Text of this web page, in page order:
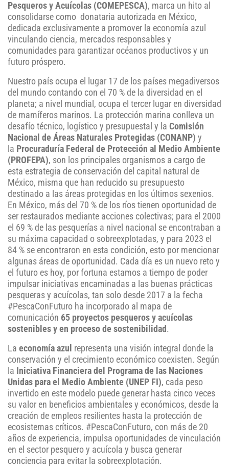
Pesqueros y Acuícolas (COMEPESCA), marca un hito al
consolidarse como donataria autorizada en México,
dedicada exclusivamente a promover la economía azul
vinculando ciencia, mercados responsables y
comunidades para garantizar océanos productivos y un
futuro próspero.
Nuestro país ocupa el lugar 17 de los países megadiversos
del mundo contando con el 70 % de la diversidad en el
planeta; a nivel mundial, ocupa el tercer lugar en diversidad
de mamíferos marinos. La protección marina conlleva un
desafío técnico, logístico y presupuestal y la Comisión
Nacional de Áreas Naturales Protegidas (CONANP) y
la Procuraduría Federal de Protección al Medio Ambiente
(PROFEPA), son los principales organismos a cargo de
esta estrategia de conservación del capital natural de
México, misma que han reducido su presupuesto
destinado a las áreas protegidas en los últimos sexenios.
En México, más del 70 % de los ríos tienen oportunidad de
ser restaurados mediante acciones colectivas; para el 2000
el 69 % de las pesquerías a nivel nacional se encontraban a
su máxima capacidad o sobreexplotadas, y para 2023 el
84 % se encontraron en esta condición, esto por mencionar
algunas áreas de oportunidad. Cada día es un nuevo reto y
el futuro es hoy, por fortuna estamos a tiempo de poder
impulsar iniciativas encaminadas a las buenas prácticas
pesqueras y acuícolas, tan solo desde 2017 a la fecha
#PescaConFuturo ha incorporado al mapa de
comunicación 65 proyectos pesqueros y acuícolas
sostenibles y en proceso de sostenibilidad .
La economía azul representa una visión integral donde la
conservación y el crecimiento económico coexisten. Según
la Iniciativa Financiera del Programa de las Naciones
Unidas para el Medio Ambiente (UNEP FI), cada peso
invertido en este modelo puede generar hasta cinco veces
su valor en beneficios ambientales y económicos, desde la
creación de empleos resilientes hasta la protección de
ecosistemas críticos. #PescaConFuturo, con más de 20
años de experiencia, impulsa oportunidades de vinculación
en el sector pesquero y acuícola y busca generar
conciencia para evitar la sobreexplotación.